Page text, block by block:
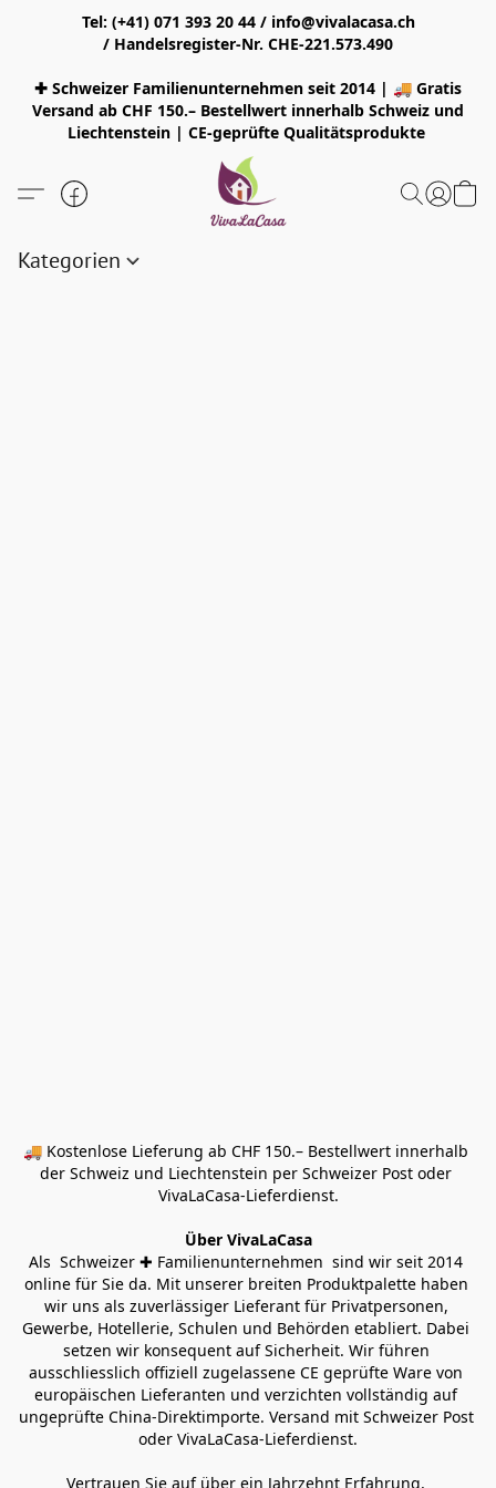
Tel: (+41) 071 393 20 44 / info@vivalacasa.ch
/ Handelsregister-Nr. CHE-221.573.490
✚ Schweizer Familienunternehmen seit 2014 | 🚚 Gratis
Versand ab CHF 150.– Bestellwert innerhalb Schweiz und
Liechtenstein | CE-geprüfte Qualitätsprodukte
Kategorien
🚚 Kostenlose Lieferung ab CHF 150.– Bestellwert innerhalb
der Schweiz und Liechtenstein per Schweizer Post oder
VivaLaCasa-Lieferdienst.
Über VivaLaCasa
Als  Schweizer ✚ Familienunternehmen  sind wir seit 2014
online für Sie da. Mit unserer breiten Produktpalette haben
wir uns als zuverlässiger Lieferant für Privatpersonen,
Gewerbe, Hotellerie, Schulen und Behörden etabliert. Dabei
setzen wir konsequent auf Sicherheit. Wir führen
ausschliesslich offiziell zugelassene CE geprüfte Ware von
europäischen Lieferanten und verzichten vollständig auf
ungeprüfte China-Direktimporte. Versand mit Schweizer Post
oder VivaLaCasa-Lieferdienst.
Vertrauen Sie auf über ein Jahrzehnt Erfahrung,